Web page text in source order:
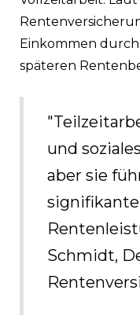
Einkommen
späteren
und
aber sie
Schmidt,